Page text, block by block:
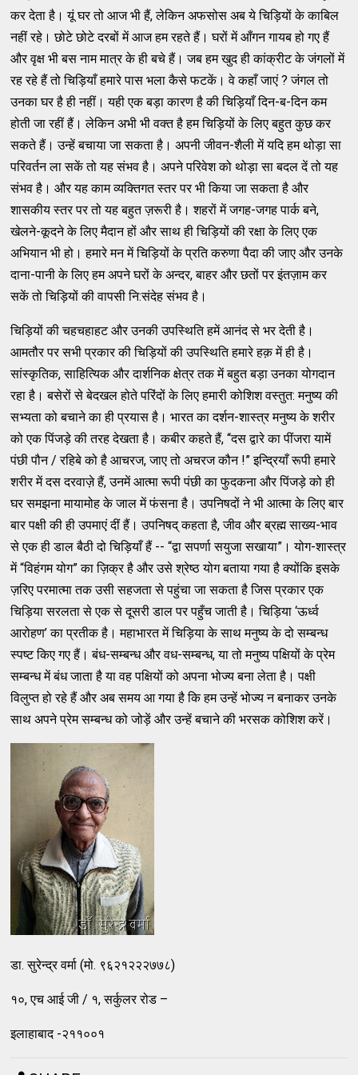
कर देता है। यूं घर तो आज भी हैं, लेकिन अफसोस अब ये चिड़ियों के काबिल
नहीं रहे। छोटे छोटे दरबों में आज हम रहते हैं। घरों में आँगन गायब हो गए हैं
और वृक्ष भी बस नाम मात्र के ही बचे हैं। जब हम खुद ही कांक्रीट के जंगलों में
रह रहे हैं तो चिड़ियाँ हमारे पास भला कैसे फटकें। वे कहाँ जाएं ? जंगल तो
उनका घर है ही नहीं। यही एक बड़ा कारण है की चिड़ियाँ दिन-ब-दिन कम
होती जा रहीं हैं। लेकिन अभी भी वक्त है हम चिड़ियों के लिए बहुत कुछ कर
सकते हैं। उन्हें बचाया जा सकता है। अपनी जीवन-शैली में यदि हम थोड़ा सा
परिवर्तन ला सकें तो यह संभव है। अपने परिवेश को थोड़ा सा बदल दें तो यह
संभव है। और यह काम व्यक्तिगत स्तर पर भी किया जा सकता है और
शासकीय स्तर पर तो यह बहुत ज़रूरी है। शहरों में जगह-जगह पार्क बने,
खेलने-कूदने के लिए मैदान हों और साथ ही चिड़ियों की रक्षा के लिए एक
अभियान भी हो। हमारे मन में चिड़ियों के प्रति करुणा पैदा की जाए और उनके
दाना-पानी के लिए हम अपने घरों के अन्दर, बाहर और छतों पर इंतज़ाम कर
सकें तो चिड़ियों की वापसी नि:संदेह संभव है।
चिड़ियों की चहचहाहट और उनकी उपस्थिति हमें आनंद से भर देती है।
आमतौर पर सभी प्रकार की चिड़ियों की उपस्थिति हमारे हक़ में ही है।
सांस्कृतिक, साहित्यिक और दार्शनिक क्षेत्र तक में बहुत बड़ा उनका योगदान
रहा है। बसेरों से बेदखल होते परिंदों के लिए हमारी कोशिश वस्तुत: मनुष्य की
सभ्यता को बचाने का ही प्रयास है। भारत का दर्शन-शास्त्र मनुष्य के शरीर
को एक पिंजड़े की तरह देखता है। कबीर कहते हैं, “दस द्वारे का पींजरा यामें
पंछी पौन / रहिबे को है आचरज, जाए तो अचरज कौन !” इन्द्रियाँ रूपी हमारे
शरीर में दस दरवाज़े हैं, उनमें आत्मा रूपी पंछी का फुदकना और पिंजड़े को ही
घर समझना मायामोह के जाल में फंसना है। उपनिषदों ने भी आत्मा के लिए बार
बार पक्षी की ही उपमाएं दीं हैं। उपनिषद् कहता है, जीव और ब्रह्म साख्य-भाव
से एक ही डाल बैठी दो चिड़ियाँ हैं -- “द्वा सपर्णा सयुजा सखाया”। योग-शास्त्र
में “विहंगम योग” का ज़िक्र है और उसे श्रेष्ठ योग बताया गया है क्योंकि इसके
ज़रिए परमात्मा तक उसी सहजता से पहुंचा जा सकता है जिस प्रकार एक
चिड़िया सरलता से एक से दूसरी डाल पर पहुँच जाती है। चिड़िया ‘ऊर्ध्व
आरोहण’ का प्रतीक है। महाभारत में चिड़िया के साथ मनुष्य के दो सम्बन्ध
स्पष्ट किए गए हैं। बंध-सम्बन्ध और वध-सम्बन्ध, या तो मनुष्य पक्षियों के प्रेम
सम्बन्ध में बंध जाता है या वह पक्षियों को अपना भोज्य बना लेता है। पक्षी
विलुप्त हो रहे हैं और अब समय आ गया है कि हम उन्हें भोज्य न बनाकर उनके
साथ अपने प्रेम सम्बन्ध को जोड़ें और उन्हें बचाने की भरसक कोशिश करें।
डा. सुरेन्द्र वर्मा (मो. ९६२१२२२७७८)
१०, एच आई जी / १, सर्कुलर रोड –
इलाहाबाद -२११००१